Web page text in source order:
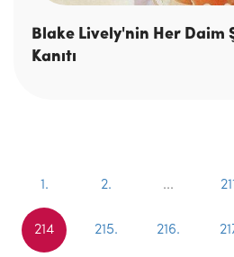
Blake Lively'nin Her Daim
Kanıtı
1. 2. ...
214 215. 216.